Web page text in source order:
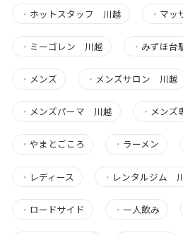
・ ホットスタッフ 川越 ・ マッ
・ ミーゴレン 川越 ・ みずほ台
・ メンズ ・ メンズサロン 川越
・ メンズパーマ 川越 ・ メンズ
・ やまとごころ ・ ラーメン
・ レディース ・ レンタルジム
・ ロードサイド ・一人飲み